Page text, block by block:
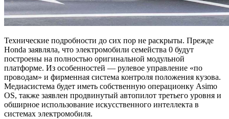
Технические подробности до сих пор не раскрыты. Прежде
Honda заявляла, что электромобили семейства 0 будут
построены на полностью оригинальной модульной
платформе. Из особенностей — рулевое управление «по
проводам» и фирменная система контроля положения кузова.
Медиасистема будет иметь собственную операционку Asimo
OS, также заявлен продвинутый автопилот третьего уровня и
обширное использование искусственного интеллекта в
системах электромобиля.